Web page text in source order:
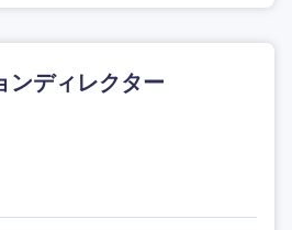
ンディレクター